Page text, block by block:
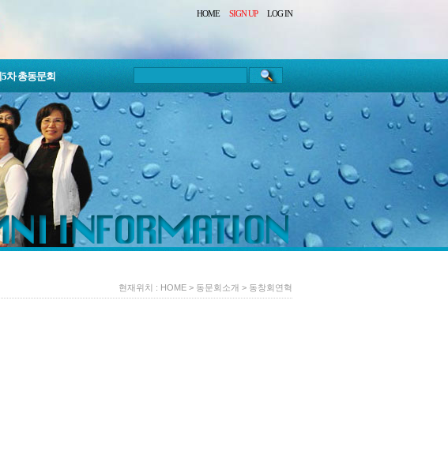
HOME SIGN UP LOG IN
차 총동문회
현재위치 : HOME > 동문회소개 > 동창회연혁